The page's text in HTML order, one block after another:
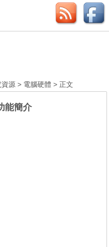
資源 > 電腦硬體 > 正文
能簡介